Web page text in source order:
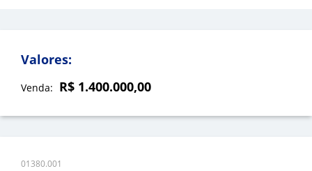
Valores:
Venda: R$ 1.400.000,00
01380.001